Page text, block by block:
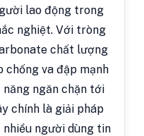
lao động trong
nghiệt. Với tròng
chất lượng
chống va đập mạnh
năng ngăn chặn tới
chính là giải pháp
nhiều người dùng tin